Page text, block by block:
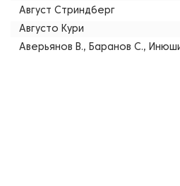
Август Стриндберг
Августо Кури
Аверьянов В., Баранов С.,